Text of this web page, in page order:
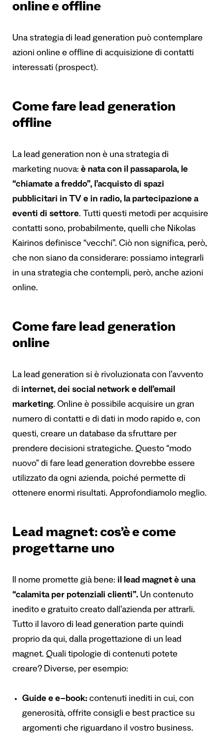
online e offline
Una strategia di lead generation può contemplare
azioni online e offline di acquisizione di contatti
interessati (prospect).
Come fare lead generation
offline
La lead generation non è una strategia di
marketing nuova: è nata con il passaparola, le
“chiamate a freddo”, l’acquisto di spazi
pubblicitari in TV e in radio, la partecipazione a
eventi di settore. Tutti questi metodi per acquisire
contatti sono, probabilmente, quelli che Nikolas
Kairinos definisce “vecchi”. Ciò non significa, però,
che non siano da considerare: possiamo integrarli
in una strategia che contempli, però, anche azioni
online.
Come fare lead generation
online
La lead generation si è rivoluzionata con l’avvento
di internet, dei social network e dell’email
marketing. Online è possibile acquisire un gran
numero di contatti e di dati in modo rapido e, con
questi, creare un database da sfruttare per
prendere decisioni strategiche. Questo “modo
nuovo” di fare lead generation dovrebbe essere
utilizzato da ogni azienda, poiché permette di
ottenere enormi risultati. Approfondiamolo meglio.
Lead magnet: cos’è e come
progettarne uno
Il nome promette già bene: il lead magnet è una
“calamita per potenziali clienti”. Un contenuto
inedito e gratuito creato dall’azienda per attrarli.
Tutto il lavoro di lead generation parte quindi
proprio da qui, dalla progettazione di un lead
magnet. Quali tipologie di contenuti potete
creare? Diverse, per esempio:
Guide e e–book: contenuti inediti in cui, con
generosità, offrite consigli e best practice su
argomenti che riguardano il vostro business.